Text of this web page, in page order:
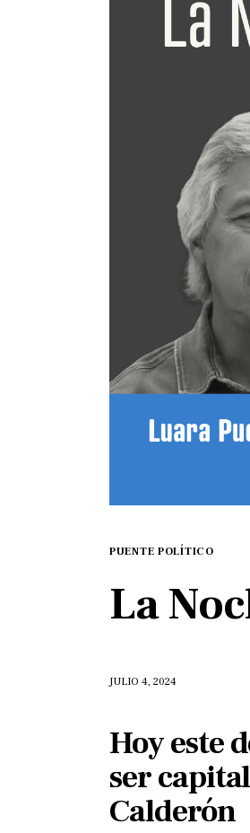
PUENTE POLÍTICO
La
JULIO 4, 2024
Hoy este
ser
Calderón